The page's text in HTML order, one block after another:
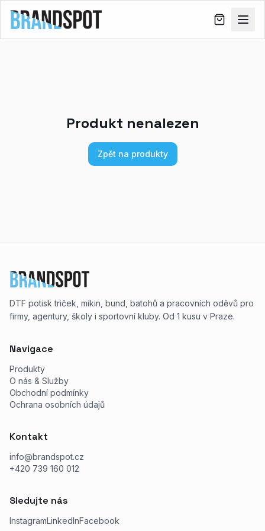
Produkt nenalezen
Zpět na produkty
DTF potisk triček, mikin, bund, batohů a pracovních oděvů pro
firmy, agentury, školy i sportovní kluby. Od 1 kusu v Praze.
Navigace
Produkty
O nás & Služby
Obchodní podmínky
Ochrana osobních údajů
Kontakt
info@brandspot.cz
+420 739 160 012
Sledujte nás
InstagramLinkedInFacebook